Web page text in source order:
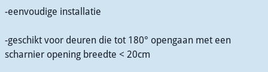
-eenvoudige installatie
-geschikt voor deuren die tot 180° opengaan met een
scharnier opening breedte < 20cm